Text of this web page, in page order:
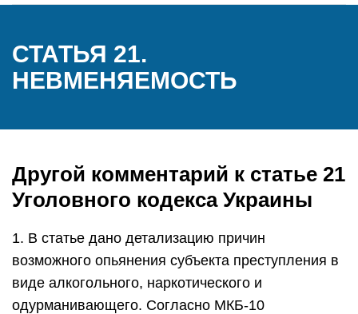
СТАТЬЯ 21.
НЕВМЕНЯЕМОСТЬ
Другой комментарий к статье 21
Уголовного кодекса Украины
1. В статье дано детализацию причин
возможного опьянения субъекта преступления в
виде алкогольного, наркотического и
одурманивающего. Согласно МКБ-10